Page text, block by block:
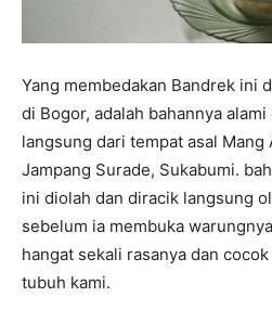
Yang membedakan Bandrek ini
di Bogor, adalah bahannya
langsung dari tempat asal Mang
Jampang Surade, Sukabumi.
ini diolah dan diracik langsung
sebelum ia membuka
hangat sekali rasanya dan
tubuh kami.